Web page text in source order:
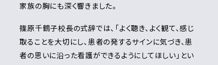
家族の胸にも深く響きました。
篠原千鶴子校長の式辞では、「よく聴き、よく観て、感じ
取ることを大切にし、患者の発するサインに気づき、患
者の思いに沿った看護ができるようにしてほしい」とい